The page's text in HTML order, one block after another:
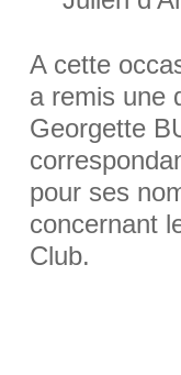
A cette
a remis une
Georgette
pour ses
concernant
Club.